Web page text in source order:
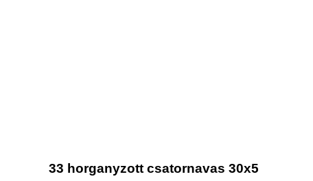
33 horganyzott csatornavas 30x5